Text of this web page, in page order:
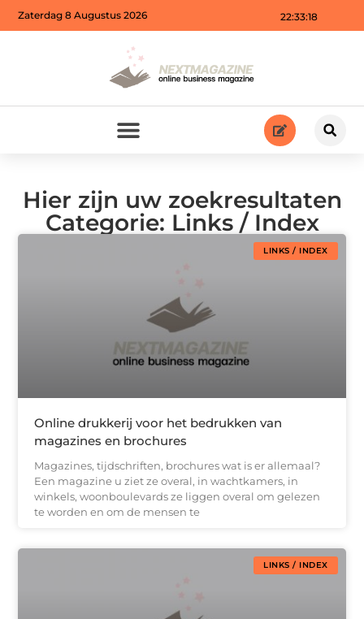
22:33:18
Zaterdag 8 Augustus 2026
Hier zijn uw zoekresultaten
Categorie: Links / Index
LINKS / INDEX
Online drukkerij voor het bedrukken van
magazines en brochures
Magazines, tijdschriften, brochures wat is er allemaal?
Een magazine u ziet ze overal, in wachtkamers, in
winkels, woonboulevards ze liggen overal om gelezen
te worden en om de mensen te
LINKS / INDEX